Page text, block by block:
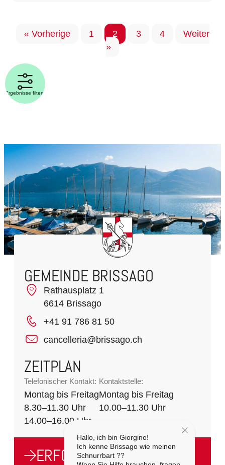
Ergebnisse filtern
« Vorherige 1 2 3 4
Weiter
»
GEMEINDE BRISSAGO
Rathausplatz 1
6614 Brissago
+41 91 786 81 50
cancelleria@brissago.ch
ZEITPLAN
Telefonischer Kontakt:
Montag bis Freitag
8.30–11.30 Uhr
14.00–16.00 Uhr
Kontaktstelle:
Montag bis Freitag
10.00–11.30 Uhr
ERFORDERLICHKEITEN
Hallo, ich bin Giorgino!
Ich kenne Brissago wie meinen
Schnurrbart ??